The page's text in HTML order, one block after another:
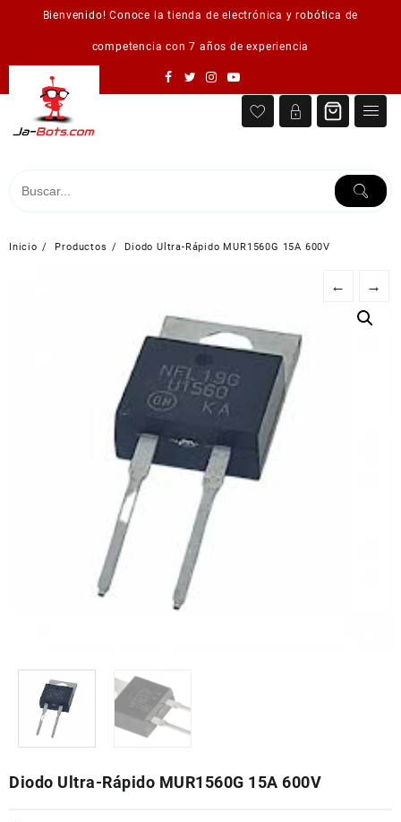
Bienvenido! Conoce la tienda de electrónica y robótica de
competencia con 7 años de experiencia
Inicio Productos Diodo Ultra-Rápido MUR1560G 15A 600V
← →
Diodo Ultra-Rápido MUR1560G 15A 600V